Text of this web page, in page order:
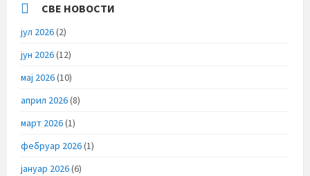
СВЕ НОВОСТИ
јул 2026(2)
јун 2026(12)
мај 2026(10)
април 2026(8)
март 2026(1)
фебруар 2026(1)
јануар 2026(6)